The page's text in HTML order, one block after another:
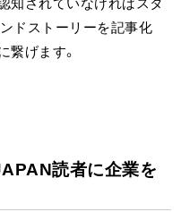
ドストーリーを記事化
繋げます。
読者に企業を